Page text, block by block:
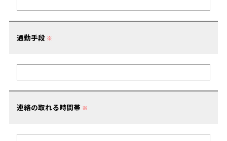
通勤手段 ※
連絡の取れる時間帯 ※